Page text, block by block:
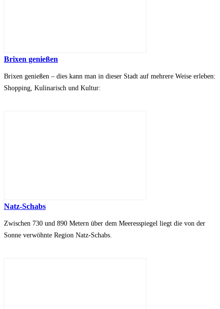
Brixen genießen
Brixen genießen – dies kann man in dieser Stadt auf mehrere Weise erleben:
Shopping, Kulinarisch und Kultur:
Natz-Schabs
Zwischen 730 und 890 Metern über dem Meeresspiegel liegt die von der
Sonne verwöhnte Region Natz-Schabs.